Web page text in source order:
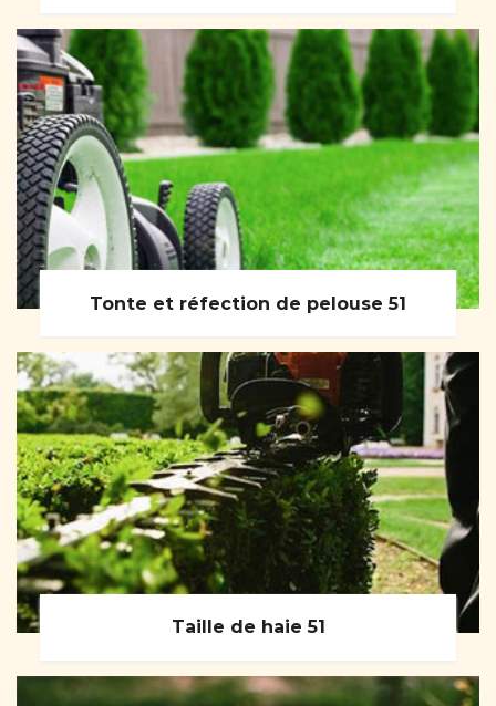
Tonte et réfection de pelouse 51
Taille de haie 51